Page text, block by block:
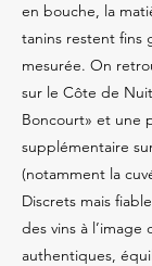
en bouche, la
tanins restent fins
mesurée. On
sur le Côte de
Boncourt» et une
supplémentaire
(notamment la
Discrets mais
des vins à l’image
authentiques,